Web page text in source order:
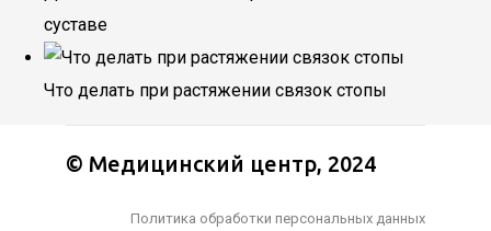
суставе
Что делать при растяжении связок стопы
© Медицинский центр, 2024
Политика обработки персональных данных